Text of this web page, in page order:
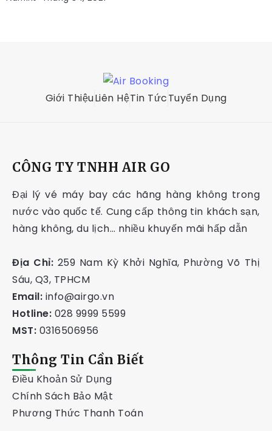
Giới ThiệuLiên HệTin TứcTuyển Dụng
CÔNG TY TNHH AIR GO
Đại lý vé máy bay các hãng hàng không trong
nước vào quốc tế. Cung cấp thông tin khách sạn,
hàng không, du lịch… nhiều khuyến mãi hấp dẫn
Địa Chỉ: 259 Nam Kỳ Khởi Nghĩa, Phường Võ Thị
Sáu, Q3, TPHCM
Email: info@airgo.vn
Hotline: 028 9999 5599
MST: 0316506956
Thông Tin Cần Biết
Điều Khoản Sử Dụng
Chính Sách Bảo Mật
Phương Thức Thanh Toán